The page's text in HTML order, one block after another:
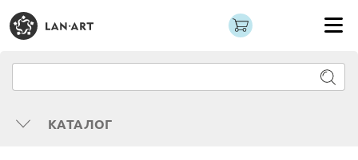
КАТАЛОГ